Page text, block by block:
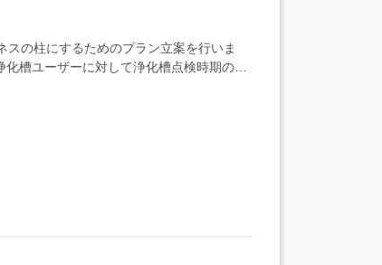
スの柱にするためのプラン立案を行いま
槽ユーザーに対して浄化槽点検時期の自